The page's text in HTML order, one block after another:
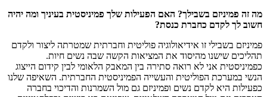
מה זה פמיניזם בשבילך? האם הפעילות שלך פמיניסטית בעיניך ומה יהיה
חשוב לך לקדם כחברת כנסת?
פמיניזם בשבילי זו אידיאולוגיה פוליטית וחברתית שמטרתה ליצור ולקדם
תהליכים שישנו מהיסוד את המציאות הקשה שבה נשים חיות.
כפמיניסטית אני לא רואה סתירה בין המאבק הלאומי לבין קידום הייצוג
הנשי במערכת הפוליטית והעשייה הפמיניסטית החברתית. השאיפה שלנו
כפעילות היא לקדם נשים ופמיניזם גם מול השמרנות והדיכוי בחברה